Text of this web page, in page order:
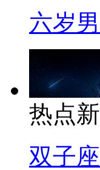
六岁
热点
双子